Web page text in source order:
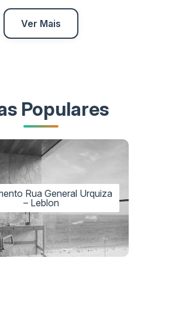
Ver Mais
Populares
Rua General Urquiza
– Leblon